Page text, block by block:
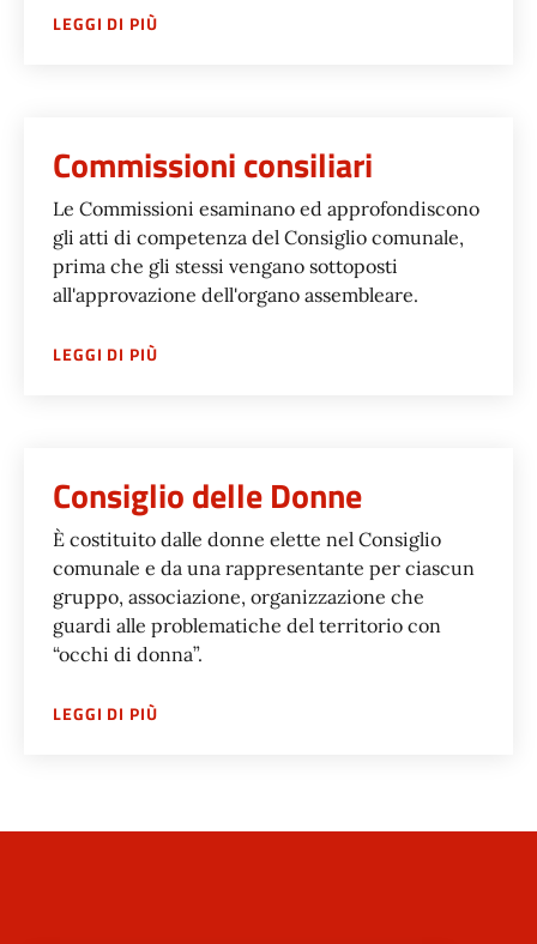
LEGGI DI PIÙSU
Commissioni consiliari
Le Commissioni esaminano ed approfondiscono
gli atti di competenza del Consiglio comunale,
prima che gli stessi vengano sottoposti
all'approvazione dell'organo assembleare.
LEGGI DI PIÙSU
Consiglio delle Donne
È costituito dalle donne elette nel Consiglio
comunale e da una rappresentante per ciascun
gruppo, associazione, organizzazione che
guardi alle problematiche del territorio con
“occhi di donna”.
LEGGI DI PIÙSU